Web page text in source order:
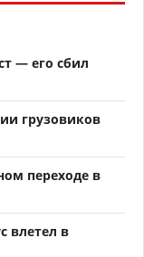
— его сбил
грузовиков
переходе в
влетел в